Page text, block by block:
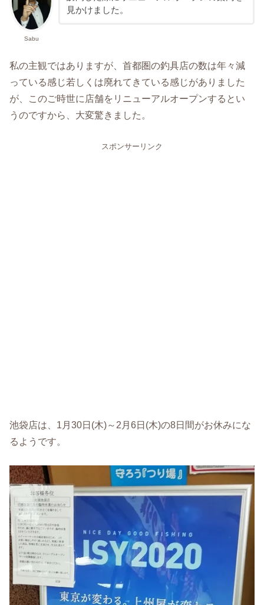
Sabu
見かけました。
私の主観ではありますが、首都圏の釣具店の数は年々減
っている感じ若しくは廃れてきている感じがありました
が、このご時世に店舗をリニューアルオープンするとい
うのですから、大変驚きました。
スポンサーリンク
池袋店は、1月30日(木)～2月6日(木)の8日間がお休みにな
るようです。